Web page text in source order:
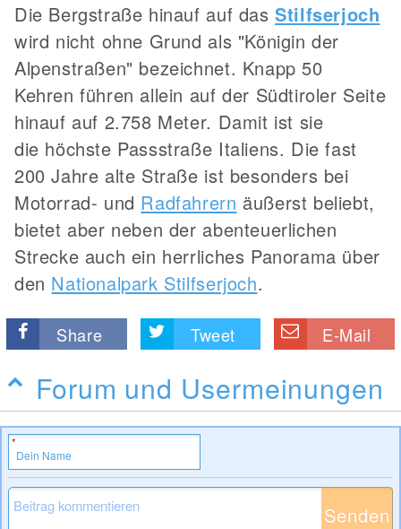
Die Bergstraße hinauf auf dasStilfserjoch
wird nicht ohne Grund als "Königin der
Alpenstraßen" bezeichnet. Knapp 50
Kehren führen allein auf der Südtiroler Seite
hinauf auf 2.758 Meter. Damit ist sie
die höchste Passstraße Italiens. Die fast
200 Jahre alte Straße ist besonders bei
Motorrad- und Radfahrern äußerst beliebt,
bietet aber neben der abenteuerlichen
Strecke auch ein herrliches Panorama über
den Nationalpark Stilfserjoch.
Share Tweet E-Mail
Forum und Usermeinungen
Senden